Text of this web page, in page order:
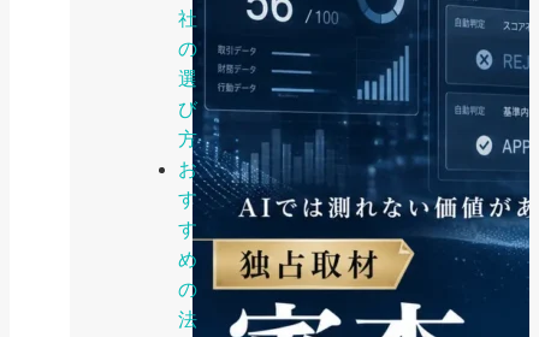
社
の
選
び
方
お
す
す
め
の
法